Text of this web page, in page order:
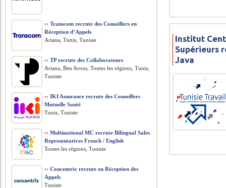
Institut
Supérieurs
Java
›› Transcom recrute des Conseillers en
Réception d’Appels
Ariana, Tunis, Tunisie
›› TP recrute des Collaborateurs
Ariana, Ben Arous, Toutes les régions, Tunis,
Tunisie
›› IKI Assurance recrute des Conseillers
Mutuelle Santé
Tunis, Tunisie
›› Multinational MC recrute Bilingual Sales
Representatives French / English
Toutes les régions, Tunisie
›› Concentrix recrute en Réception des
Appels
Tunisie